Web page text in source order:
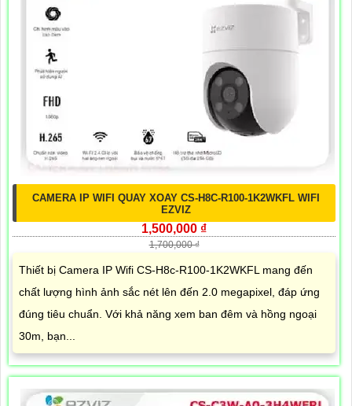
CAMERA IP WIFI QUAY XOAY CS-H8C-R100-1K2WKFL WIFI
EZVIZ
1,500,000 ₫
1,700,000 ₫
Thiết bị Camera IP Wifi CS-H8c-R100-1K2WKFL mang đến
chất lượng hình ảnh sắc nét lên đến 2.0 megapixel, đáp ứng
đúng tiêu chuẩn. Với khả năng xem ban đêm và hồng ngoại
30m, bạn...